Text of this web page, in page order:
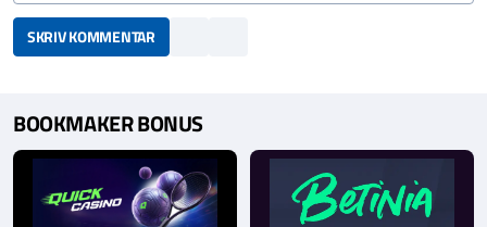
SKRIV KOMMENTAR
BOOKMAKER BONUS